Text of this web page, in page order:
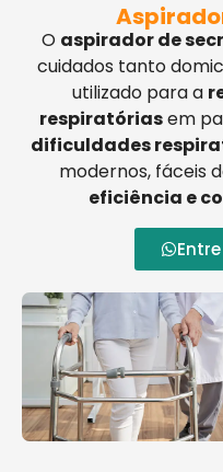
O aspirador de
cuidados tanto
utilizado para a
respiratóriasem
dificuldades
modernos, fáceis
eficiência e